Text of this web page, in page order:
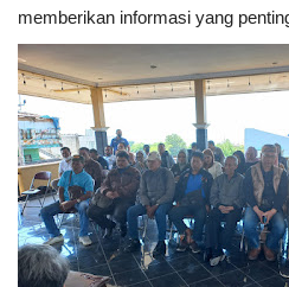
memberikan informasi yang